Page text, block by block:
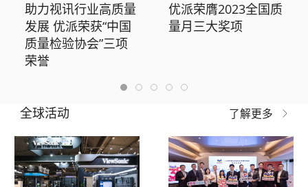
助力视讯行业高质量
发展 优派荣获“中国
质量检验协会”三项
荣誉
优派荣膺2023全国质
量月三大奖项
全球活动 了解更多